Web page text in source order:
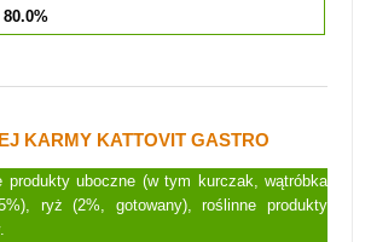
80.0%
KARMY KATTOVIT GASTRO
produkty uboczne (w tym kurczak, wątróbka
ryż (2%, gotowany), roślinne produkty